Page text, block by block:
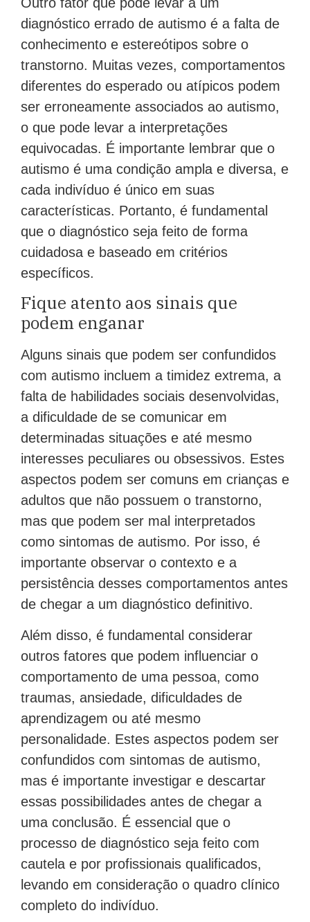
diagnóstico errado de autismo é a falta de
conhecimento e estereótipos sobre o
transtorno. Muitas vezes, comportamentos
diferentes do esperado ou atípicos podem
ser erroneamente associados ao autismo,
o que pode levar a interpretações
equivocadas. É importante lembrar que o
autismo é uma condição ampla e diversa, e
cada indivíduo é único em suas
características. Portanto, é fundamental
que o diagnóstico seja feito de forma
cuidadosa e baseado em critérios
específicos.
Fique atento aos sinais que
podem enganar
Alguns sinais que podem ser confundidos
com autismo incluem a timidez extrema, a
falta de habilidades sociais desenvolvidas,
a dificuldade de se comunicar em
determinadas situações e até mesmo
interesses peculiares ou obsessivos. Estes
aspectos podem ser comuns em crianças e
adultos que não possuem o transtorno,
mas que podem ser mal interpretados
como sintomas de autismo. Por isso, é
importante observar o contexto e a
persistência desses comportamentos antes
de chegar a um diagnóstico definitivo.
Além disso, é fundamental considerar
outros fatores que podem influenciar o
comportamento de uma pessoa, como
traumas, ansiedade, dificuldades de
aprendizagem ou até mesmo
personalidade. Estes aspectos podem ser
confundidos com sintomas de autismo,
mas é importante investigar e descartar
essas possibilidades antes de chegar a
uma conclusão. É essencial que o
processo de diagnóstico seja feito com
cautela e por profissionais qualificados,
levando em consideração o quadro clínico
completo do indivíduo.